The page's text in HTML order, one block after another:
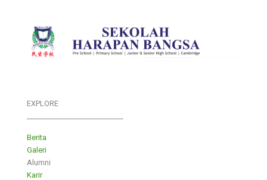
EXPLORE
Berita
Galeri
Alumni
Karir